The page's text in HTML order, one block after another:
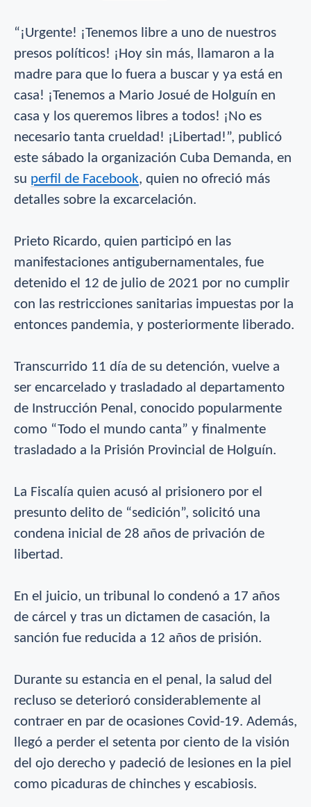
“¡Urgente! ¡Tenemos libre a uno de nuestros
presos políticos! ¡Hoy sin más, llamaron a la
madre para que lo fuera a buscar y ya está en
casa! ¡Tenemos a Mario Josué de Holguín en
casa y los queremos libres a todos! ¡No es
necesario tanta crueldad! ¡Libertad!”, publicó
este sábado la organización Cuba Demanda, en
su perfil de Facebook, quien no ofreció más
detalles sobre la excarcelación.
Prieto Ricardo, quien participó en las
manifestaciones antigubernamentales, fue
detenido el 12 de julio de 2021 por no cumplir
con las restricciones sanitarias impuestas por la
entonces pandemia, y posteriormente liberado.
Transcurrido 11 día de su detención, vuelve a
ser encarcelado y trasladado al departamento
de Instrucción Penal, conocido popularmente
como “Todo el mundo canta” y finalmente
trasladado a la Prisión Provincial de Holguín.
La Fiscalía quien acusó al prisionero por el
presunto delito de “sedición”, solicitó una
condena inicial de 28 años de privación de
libertad.
En el juicio, un tribunal lo condenó a 17 años
de cárcel y tras un dictamen de casación, la
sanción fue reducida a 12 años de prisión.
Durante su estancia en el penal, la salud del
recluso se deterioró considerablemente al
contraer en par de ocasiones Covid-19. Además,
llegó a perder el setenta por ciento de la visión
del ojo derecho y padeció de lesiones en la piel
como picaduras de chinches y escabiosis.